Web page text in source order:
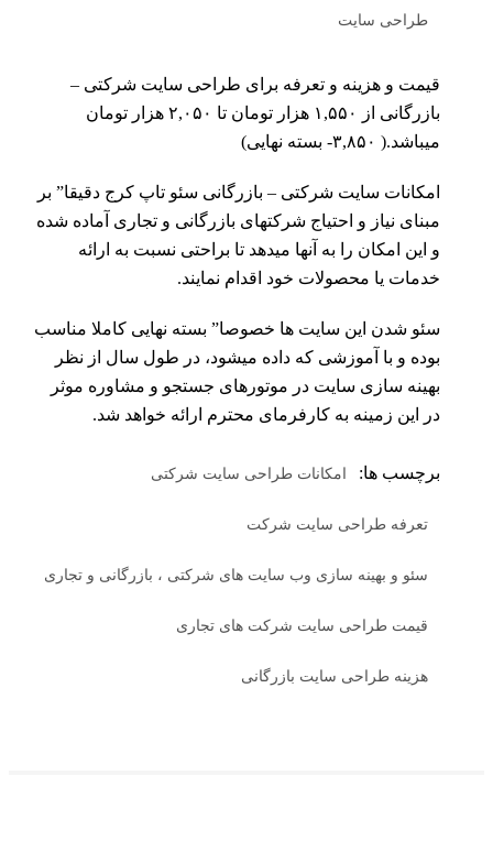
طراحی سایت
قیمت و هزینه و تعرفه برای طراحی سایت شرکتی –
بازرگانی از ۱,۵۵۰ هزار تومان تا ۲,۰۵۰ هزار تومان
میباشد.( ۳,۸۵۰- بسته نهایی)
امکانات سایت شرکتی – بازرگانی سئو تاپ کرج دقیقا” بر
مبنای نیاز و احتیاج شرکتهای بازرگانی و تجاری آماده شده
و این امکان را به آنها میدهد تا براحتی نسبت به ارائه
خدمات یا محصولات خود اقدام نمایند.
سئو شدن این سایت ها خصوصا” بسته نهایی کاملا مناسب
بوده و با آموزشی که داده میشود، در طول سال از نظر
بهینه سازی سایت در موتورهای جستجو و مشاوره موثر
در این زمینه به کارفرمای محترم ارائه خواهد شد.
برچسب ها: امکانات طراحی سایت شرکتی
تعرفه طراحی سایت شرکت
سئو و بهینه سازی وب سایت های شرکتی ، بازرگانی و تجاری
قیمت طراحی سایت شرکت های تجاری
هزینه طراحی سایت بازرگانی